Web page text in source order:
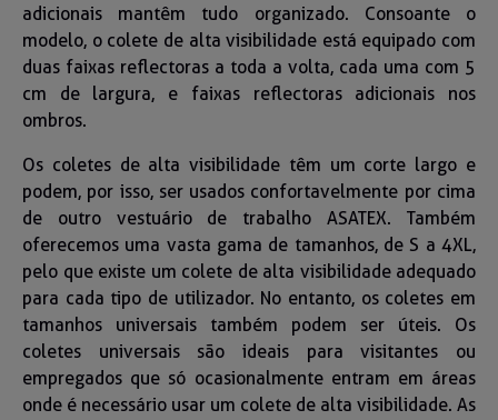
adicionais mantêm tudo organizado. Consoante o
modelo, o colete de alta visibilidade está equipado com
duas faixas reflectoras a toda a volta, cada uma com 5
cm de largura, e faixas reflectoras adicionais nos
ombros.
Os coletes de alta visibilidade têm um corte largo e
podem, por isso, ser usados confortavelmente por cima
de outro vestuário de trabalho ASATEX. Também
oferecemos uma vasta gama de tamanhos, de S a 4XL,
pelo que existe um colete de alta visibilidade adequado
para cada tipo de utilizador. No entanto, os coletes em
tamanhos universais também podem ser úteis. Os
coletes universais são ideais para visitantes ou
empregados que só ocasionalmente entram em áreas
onde é necessário usar um colete de alta visibilidade. As